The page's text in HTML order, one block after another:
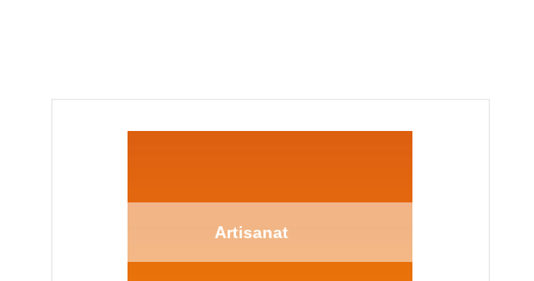
Artisanat